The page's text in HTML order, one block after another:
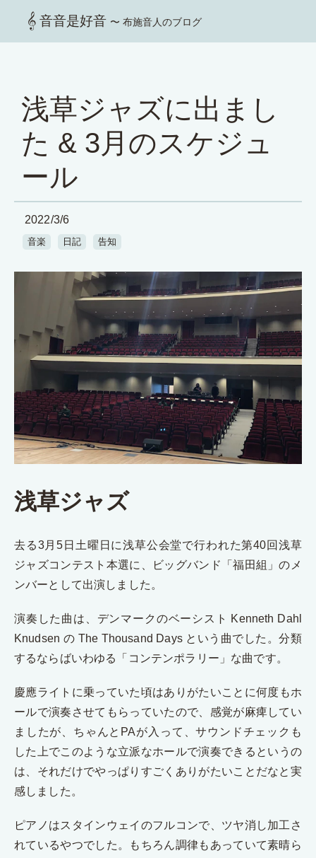
音音是好音 〜 布施音人のブログ
浅草ジャズに出まし
た & 3月のスケジュ
ール
2022/3/6
音楽 日記 告知
浅草ジャズ
去る3月5日土曜日に浅草公会堂で行われた第40回浅草
ジャズコンテスト本選に、ビッグバンド「福田組」のメ
ンバーとして出演しました。
演奏した曲は、デンマークのベーシスト Kenneth Dahl
Knudsen の The Thousand Days という曲でした。分類
するならばいわゆる「コンテンポラリー」な曲です。
慶應ライトに乗っていた頃はありがたいことに何度もホ
ールで演奏させてもらっていたので、感覚が麻痺してい
ましたが、ちゃんとPAが入って、サウンドチェックも
した上でこのような立派なホールで演奏できるというの
は、それだけでやっぱりすごくありがたいことだなと実
感しました。
ピアノはスタインウェイのフルコンで、ツヤ消し加工さ
れているやつでした。もちろん調律もあっていて素晴ら